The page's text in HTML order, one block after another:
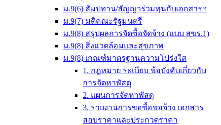
ม.9(6) สัมปทาน/สัญญาร่วมทุนกับเอกสารฯ
ม.9(7) มติคณะรัฐมนตรี
ม.9(8) สรุปผลการจัดซื้อจัดจ้าง (แบบ สขร.1)
ม.9(8) สิ่งแวดล้อมและสุขภาพ
ม.9(8) เกณฑ์มาตรฐานความโปร่งใส
1. กฎหมาย ระเบียบ ข้อบังคับเกี่ยวกับ
การจัดหาพัสดุ
2. แผนการจัดหาพัสดุ
3. รายงานการขอซื้อขอจ้าง เอกสาร
สอบราคาและประกวดราคา